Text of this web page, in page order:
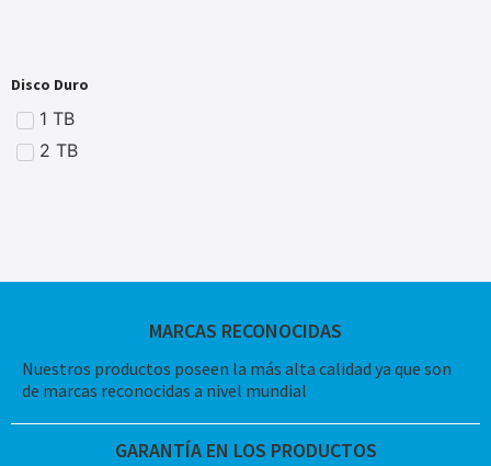
Disco Duro
1 TB
2 TB
MARCAS RECONOCIDAS
Nuestros productos poseen la más alta calidad ya que son
de marcas reconocidas a nivel mundial
GARANTÍA EN LOS PRODUCTOS